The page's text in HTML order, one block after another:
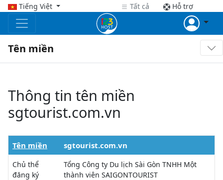
Tiếng Việt Tất cả Hỗ trợ
Tên miền
Thông tin tên miền
sgtourist.com.vn
Tên miền sgtourist.com.vn
Chủ thể
đăng ký
Tổng Công ty Du lịch Sài Gòn TNHH Một
thành viên SAIGONTOURIST